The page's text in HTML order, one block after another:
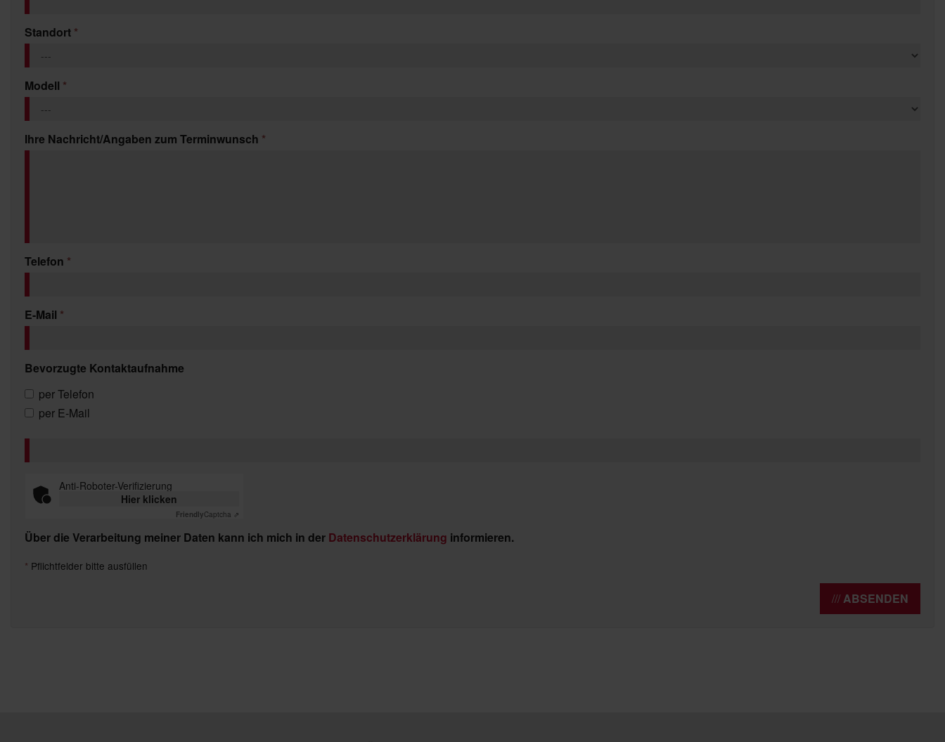
Standort *
Modell *
Ihre Nachricht/Angaben zum Terminwunsch *
Telefon *
E-Mail *
Bevorzugte Kontaktaufnahme
per Telefon
per E-Mail
Anti-Roboter-Verifizierung
Hier klicken
FriendlyCaptcha ⇗
Über die Verarbeitung meiner Daten kann ich mich in der Datenschutzerklärung informieren.
* Pflichtfelder bitte ausfüllen
ABSENDEN